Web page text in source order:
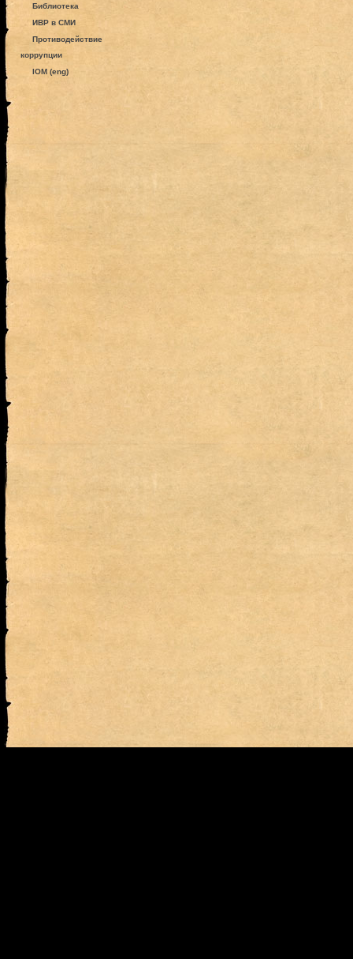
Библиотека
ИВР в СМИ
Противодействие
коррупции
IOM (eng)